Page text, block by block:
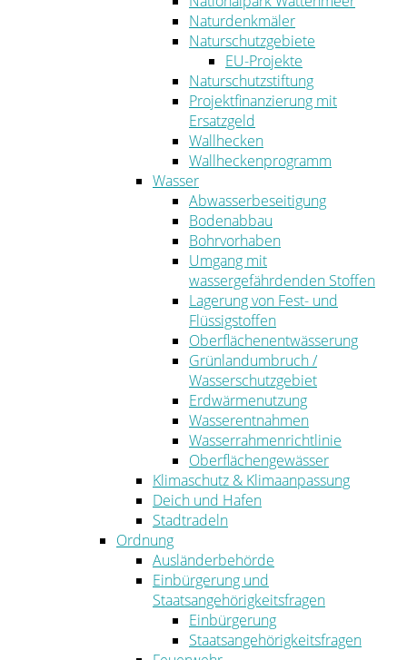
Naturdenkmäler
Naturschutzgebiete
EU-Projekte
Naturschutzstiftung
Projektfinanzierung mit
Ersatzgeld
Wallhecken
Wallheckenprogramm
Wasser
Abwasserbeseitigung
Bodenabbau
Bohrvorhaben
Umgang mit
wassergefährdenden Stoffen
Lagerung von Fest- und
Flüssigstoffen
Oberflächenentwässerung
Grünlandumbruch /
Wasserschutzgebiet
Erdwärmenutzung
Wasserentnahmen
Wasserrahmenrichtlinie
Oberflächengewässer
Klimaschutz & Klimaanpassung
Deich und Hafen
Stadtradeln
Ordnung
Ausländerbehörde
Einbürgerung und
Staatsangehörigkeitsfragen
Einbürgerung
Staatsangehörigkeitsfragen